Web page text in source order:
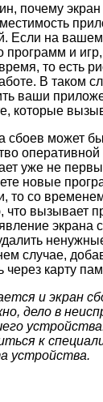
почему экран
Если на вашем
программ и
то есть
В таком
ваши
которые
сбоев может
уже не
новые
то со
что вызывает
экрана
случае,
карту
и экран
дело в
к
устройства.